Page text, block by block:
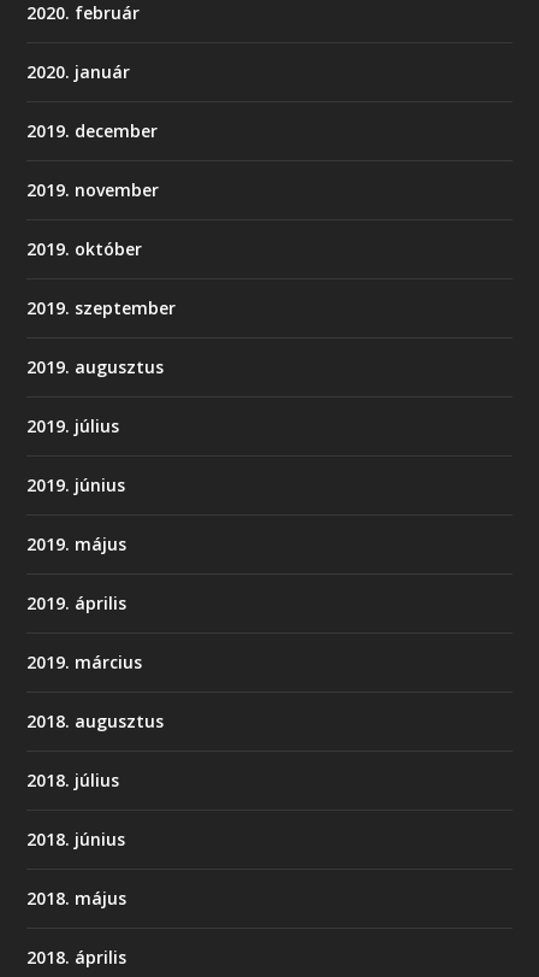
2020. február
2020. január
2019. december
2019. november
2019. október
2019. szeptember
2019. augusztus
2019. július
2019. június
2019. május
2019. április
2019. március
2018. augusztus
2018. július
2018. június
2018. május
2018. április